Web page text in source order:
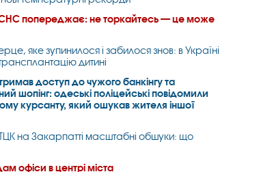
попереджає: не торкайтесь — це може
яке зупинилося і забилося знов: в Україні
дитині
доступ до чужого банкінгу та
шопінг: одеські поліцейські повідомили
курсанту, який ошукав жителя іншої
на Закарпатті масштабні обшуки: що
офіси в центрі міста